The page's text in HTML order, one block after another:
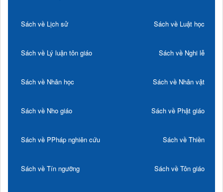
Sách về Lịch sử Sách về Luật học
Sách về Lý luận tôn giáo Sách về Nghi lễ
Sách về Nhân học Sách về Nhân vật
Sách về Nho giáo Sách về Phật giáo
Sách về PPháp nghiên cứu Sách về Thiền
Sách về Tín ngưỡng Sách về Tôn giáo